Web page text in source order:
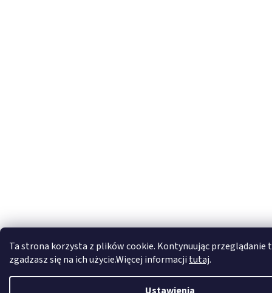
Ta strona korzysta z plików cookie. Kontynuując przeglądanie
zgadzasz się na ich użycie.Więcej informacji tutaj.